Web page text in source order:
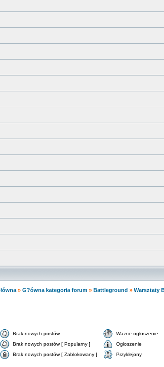
» G?ówna kategoria forum » Battleground » Warsztaty
Brak nowych postów
Ważne ogłoszenie
Brak nowych postów [ Popularny ]
Ogłoszenie
Brak nowych postów [ Zablokowany ] Przyklejony